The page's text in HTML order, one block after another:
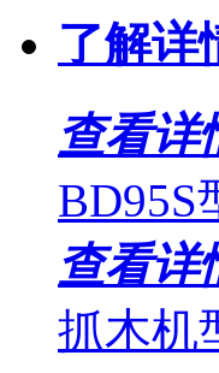
了解详
查看详
BD95S
查看详
抓木机